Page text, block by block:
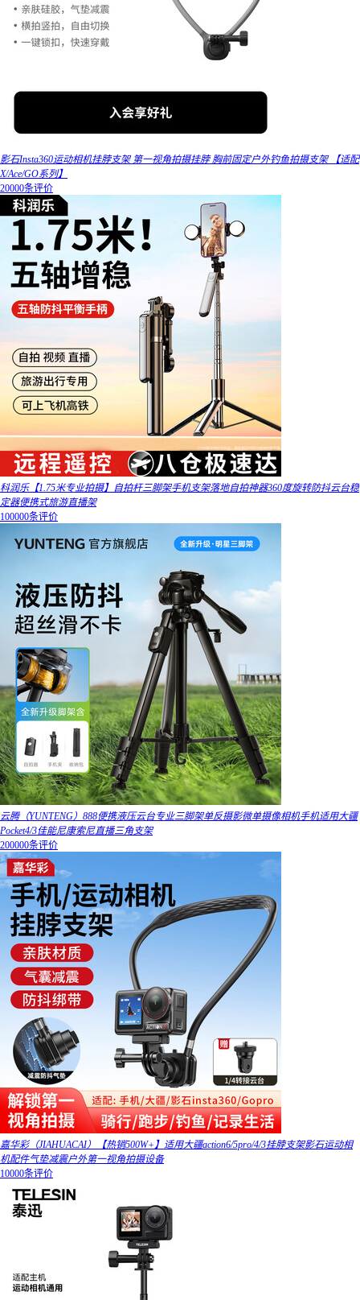
影石Insta360运动相机挂脖支架 第一视角拍摄挂脖 胸前固定户外钓鱼拍摄支架 【适配
X/Ace/GO系列】
20000条评价
科润乐【1.75米专业拍摄】自拍杆三脚架手机支架落地自拍神器360度旋转防抖云台稳
定器便携式旅游直播架
100000条评价
云腾（YUNTENG）888便携液压云台专业三脚架单反摄影微单摄像相机手机适用大疆
Pocket4/3佳能尼康索尼直播三角支架
200000条评价
嘉华彩（JIAHUACAI）【热销500W+】适用大疆action6/5pro/4/3挂脖支架影石运动相
机配件气垫减震户外第一视角拍摄设备
10000条评价